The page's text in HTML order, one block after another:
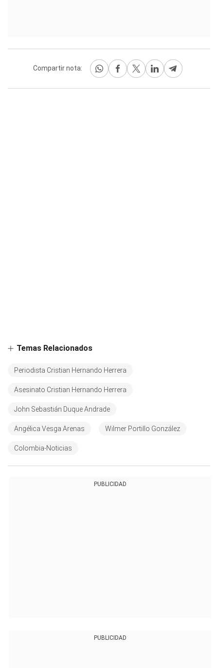
Compartir nota:
Temas Relacionados
Periodista Cristian Hernando Herrera
Asesinato Cristian Hernando Herrera
John Sebastián Duque Andrade
Angélica Vesga Arenas Wilmer Portillo González
Colombia-Noticias
PUBLICIDAD
PUBLICIDAD